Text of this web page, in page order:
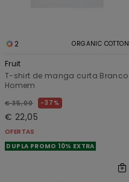
2 ORGANIC COTTON
Fruit
T-shirt de manga curta Branco
Homem
€ 35,00 37%
€ 22,05
OFERTAS
DUPLA PROMO 10% EXTRA